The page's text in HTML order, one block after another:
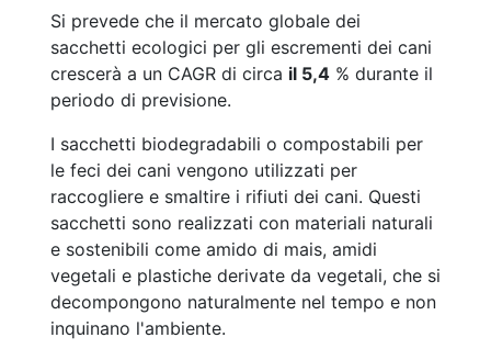
Si prevede che il mercato globale dei
sacchetti ecologici per gli escrementi dei cani
crescerà a un CAGR di circa il 5,4 % durante il
periodo di previsione.
I sacchetti biodegradabili o compostabili per
le feci dei cani vengono utilizzati per
raccogliere e smaltire i rifiuti dei cani. Questi
sacchetti sono realizzati con materiali naturali
e sostenibili come amido di mais, amidi
vegetali e plastiche derivate da vegetali, che si
decompongono naturalmente nel tempo e non
inquinano l'ambiente.